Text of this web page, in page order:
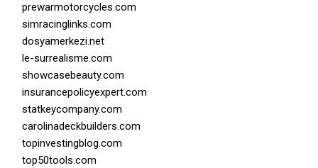
prewarmotorcycles.com
simracinglinks.com
dosyamerkezi.net
le-surrealisme.com
showcasebeauty.com
insurancepolicyexpert.com
statkeycompany.com
carolinadeckbuilders.com
topinvestingblog.com
top50tools.com